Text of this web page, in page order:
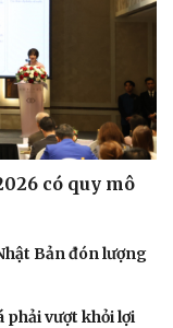
có quy mô
Bản đón lượng
phải vượt khỏi lợi